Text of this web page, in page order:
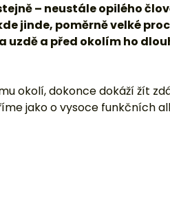
– neustále opilého
jinde, poměrně velké
uzdě a před okolím ho
okolí, dokonce dokáží žít
jako o vysoce funkčních